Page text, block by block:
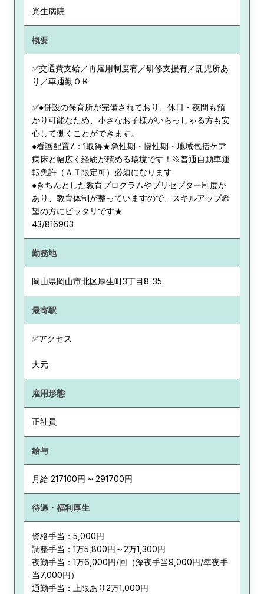
光生病院
概要
✅交通費支給／再雇用制度有／研修支援有／託児所あ
り／車通勤ＯＫ
✅●併設の保育所が完備されており、休日・夜間も預
かり可能なため、小さなお子様がいらっしゃる方も安
心して働くことができます。
●看護配置7：1取得★急性期・慢性期・地域包括ケア
病床と幅広く経験が積める環境です！※普通自動車運
転免許（ＡＴ限定可）必須になります
●きちんとした教育プログラムやプリセプター制度が
あり、教育体制が整っていますので、スキルアップ希
望の方にピッタリです★
43/816903
勤務地
岡山県岡山市北区厚生町3丁目8-35
最寄駅
✅アクセス
大元
雇用形態
正社員
給与
月給 217100円 ~ 291700円
待遇・福利厚生
資格手当：5,000円
調整手当：1万5,800円～2万1,300円
夜勤手当：1万6,000円/回（深夜手当9,000円/準夜手
当7,000円）
通勤手当：上限あり2万1,000円